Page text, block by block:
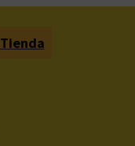
Tienda